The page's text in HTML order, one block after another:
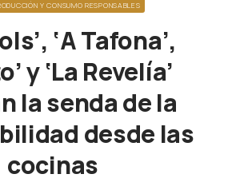
Y CONSUMO RESPONSABLES
‘A Tafona’,
y ‘La Revelía’
la senda de la
desde las
cocinas